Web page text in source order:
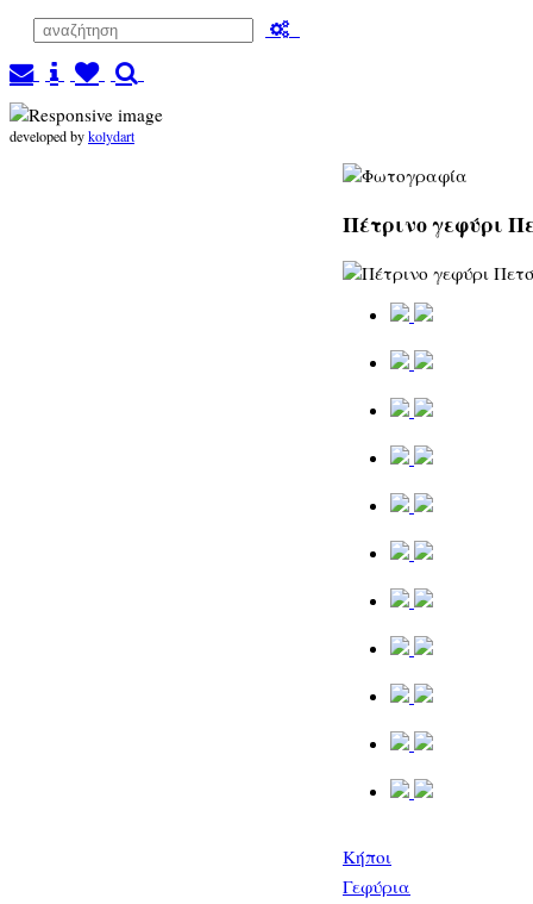
developed bykolydart
Πέτρινο γεφύρι
Κήποι
Γεφύρια